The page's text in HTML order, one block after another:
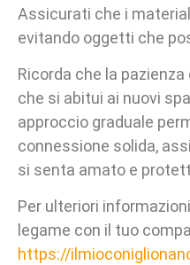
Assicurati che i
evitando oggetti che
Ricorda che la
che si abitui ai nuovi
approccio graduale
connessione solida,
si senta amato e
Per ulteriori
legame con il tuo
https://